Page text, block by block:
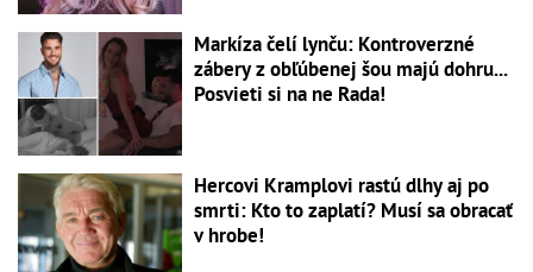
Markíza čelí lynču: Kontroverzné
zábery z obľúbenej šou majú dohru...
Posvieti si na ne Rada!
Hercovi Kramplovi rastú dlhy aj po
smrti: Kto to zaplatí? Musí sa obracať
v hrobe!